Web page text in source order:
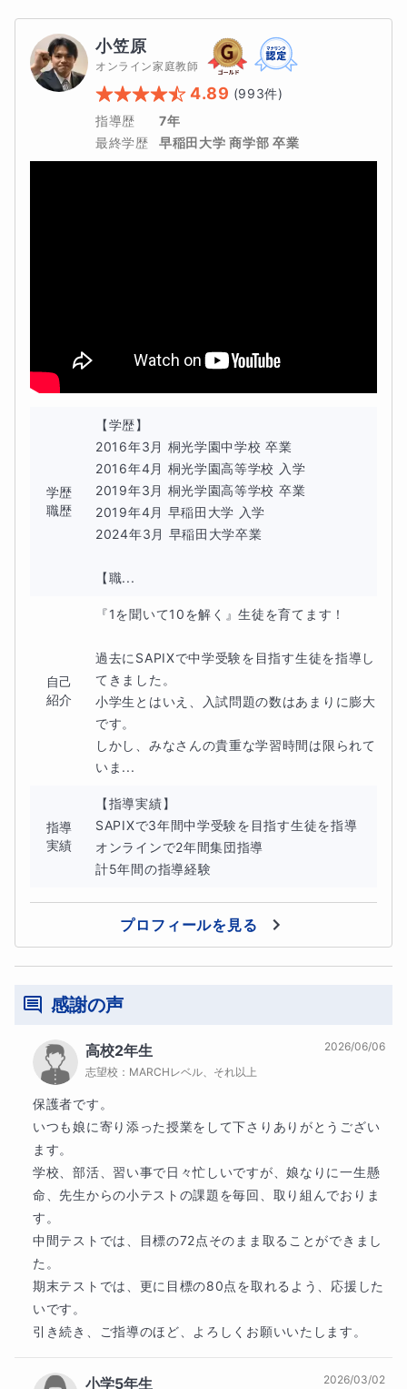
【授業形態】
ZOOMにて行います。
ペンタブレットによる書き込みでオフラインと変わらない
分かりやすさを実現します。
【質問】
チャットにていつでも対応します。
平日、土曜は原則当日中、日曜は翌日までにご返信しま
【学歴・指導歴】
早稲田大学商学部卒業の25歳です。
指導歴は7年目で同年代だと指導歴が豊富だと思います。
小笠原
オンライン家庭教師
4.89 (993件)
指導歴
7年
最終学歴
早稲田大学 商学部 卒業
学歴
職歴
【学歴】
2016年3月 桐光学園中学校 卒業
2016年4月 桐光学園高等学校 入学
2019年3月 桐光学園高等学校 卒業
2019年4月 早稲田大学 入学
2024年3月 早稲田大学卒業
【職...
自己
紹介
『1を聞いて10を解く』生徒を育てます！
過去にSAPIXで中学受験を目指す生徒を指導し
てきました。
小学生とはいえ、入試問題の数はあまりに膨大
です。
しかし、みなさんの貴重な学習時間は限られて
いま...
指導
実績
【指導実績】
SAPIXで3年間中学受験を目指す生徒を指導
オンラインで2年間集団指導
計5年間の指導経験
プロフィールを見る
感謝の声
高校2年生
志望校： MARCHレベル、それ以上
2026/06/06
保護者です。
いつも娘に寄り添った授業をして下さりありがとうござい
ます。
学校、部活、習い事で日々忙しいですが、娘なりに一生懸
命、先生からの小テストの課題を毎回、取り組んでおりま
す。
中間テストでは、目標の72点そのまま取ることができまし
た。
期末テストでは、更に目標の80点を取れるよう、応援した
いです。
引き続き、ご指導のほど、よろしくお願いいたします。
小学5年生 2026/03/02